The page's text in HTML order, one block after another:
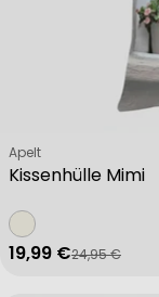
Kissenhülle Mimi
Verkäufer:
Apelt
Verkaufspreis
19,99 €
Regulärer Preis
24,95 €